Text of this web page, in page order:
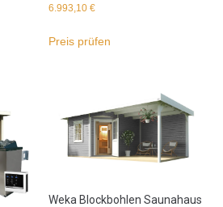
6.993,10€
Preis prüfen
Weka Blockbohlen Saunahaus